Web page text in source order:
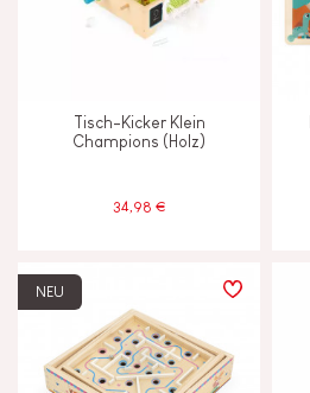
Tisch-Kicker Klein
Champions (Holz)
34,98 €
NEU